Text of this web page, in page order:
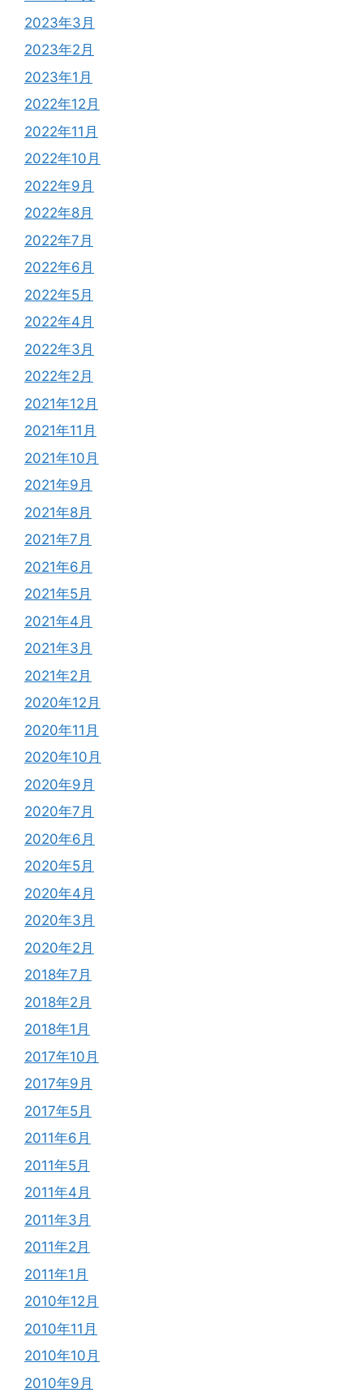
2023年3月
2023年2月
2023年1月
2022年12月
2022年11月
2022年10月
2022年9月
2022年8月
2022年7月
2022年6月
2022年5月
2022年4月
2022年3月
2022年2月
2021年12月
2021年11月
2021年10月
2021年9月
2021年8月
2021年7月
2021年6月
2021年5月
2021年4月
2021年3月
2021年2月
2020年12月
2020年11月
2020年10月
2020年9月
2020年7月
2020年6月
2020年5月
2020年4月
2020年3月
2020年2月
2018年7月
2018年2月
2018年1月
2017年10月
2017年9月
2017年5月
2011年6月
2011年5月
2011年4月
2011年3月
2011年2月
2011年1月
2010年12月
2010年11月
2010年10月
2010年9月